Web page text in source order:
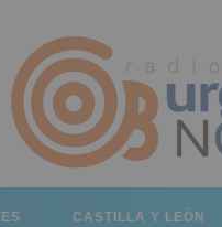
CASTILLA Y LEÓN